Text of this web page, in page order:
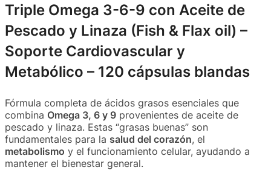
Triple Omega 3-6-9 con Aceite de
Pescado y Linaza (Fish & Flax oil) –
Soporte Cardiovascular y
Metabólico – 120 cápsulas blandas
Fórmula completa de ácidos grasos esenciales que
combina Omega 3, 6 y 9 provenientes de aceite de
pescado y linaza. Estas “grasas buenas” son
fundamentales para la salud del corazón, el
metabolismo y el funcionamiento celular, ayudando a
mantener el bienestar general.